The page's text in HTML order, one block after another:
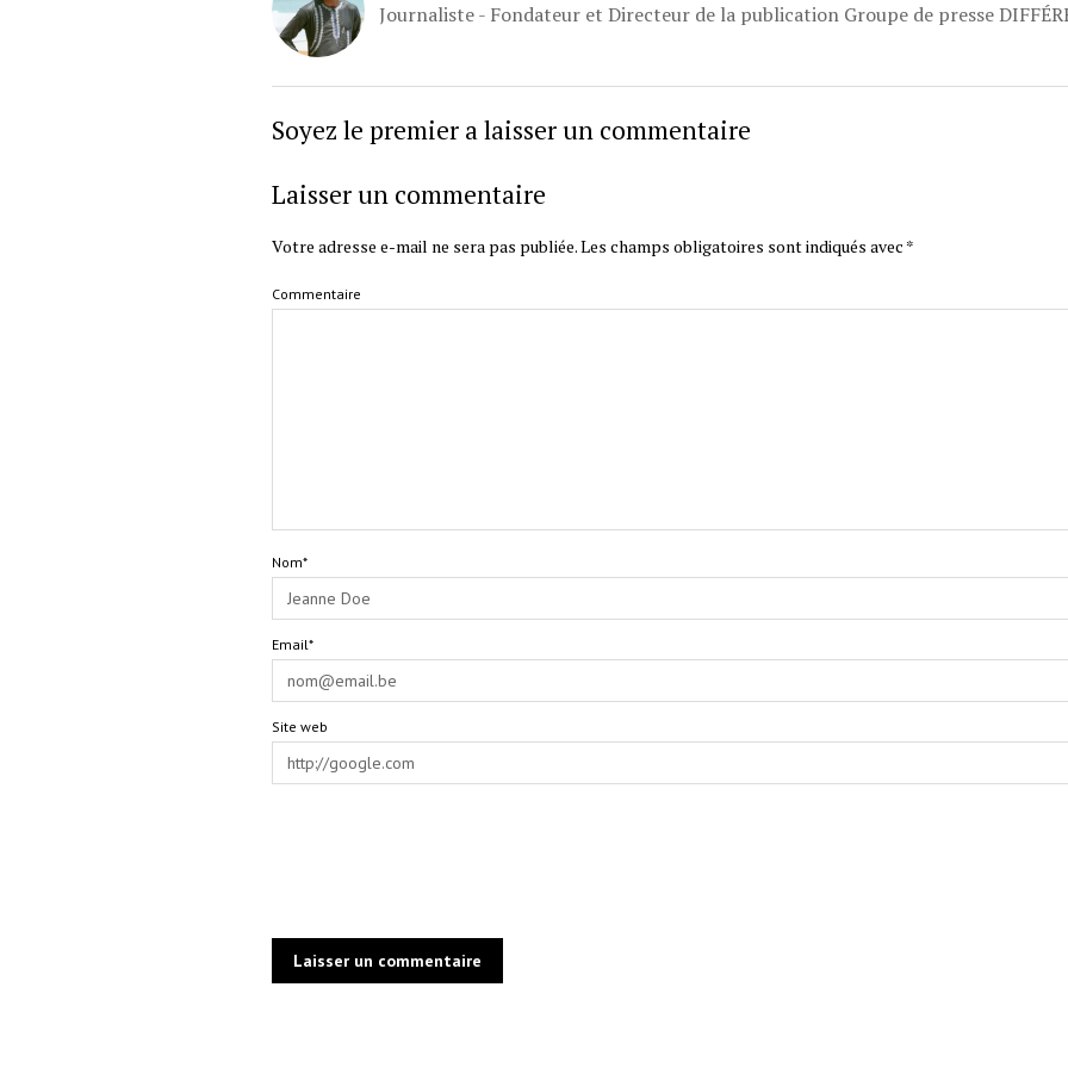
Journaliste - Fondateur et Directeur de la publication Groupe de presse
Soyez le premier a laisser un commentaire
Laisser un commentaire
Votre adresse e-mail ne sera pas publiée.Les champs obligatoires sont indiqués avec *
Commentaire
Nom*
Email*
Site web